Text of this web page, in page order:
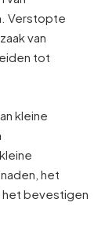
Verstopte
van
tot
kleine
het
bevestigen